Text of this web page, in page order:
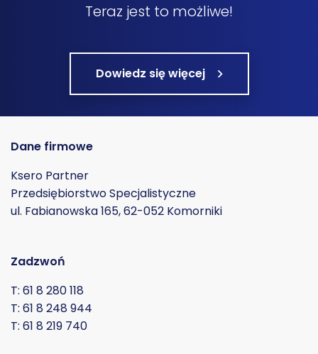
Teraz jest to możliwe!
Dowiedz się więcej
Dane firmowe
Ksero Partner
Przedsiębiorstwo Specjalistyczne
ul. Fabianowska 165, 62-052 Komorniki
Zadzwoń
T: 61 8 280 118
T: 61 8 248 944
T: 61 8 219 740